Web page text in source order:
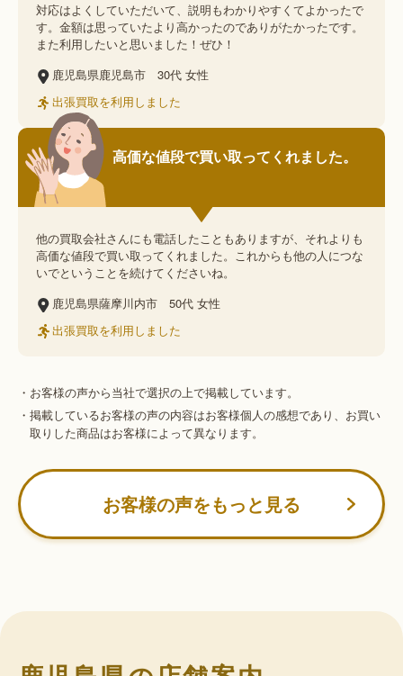
対応はよくしていただいて、説明もわかりやすくてよかったで
す。金額は思っていたより高かったのでありがたかったです。
また利用したいと思いました！ぜひ！
鹿児島県鹿児島市
30代 女性
出張買取を利用しました
高価な値段で買い取ってくれました。
他の買取会社さんにも電話したこともありますが、それよりも
高価な値段で買い取ってくれました。これからも他の人につな
いでということを続けてくださいね。
鹿児島県薩摩川内市
50代 女性
出張買取を利用しました
・お客様の声から当社で選択の上で掲載しています。
・掲載しているお客様の声の内容はお客様個人の感想であり、お買い
取りした商品はお客様によって異なります。
お客様の声をもっと見る